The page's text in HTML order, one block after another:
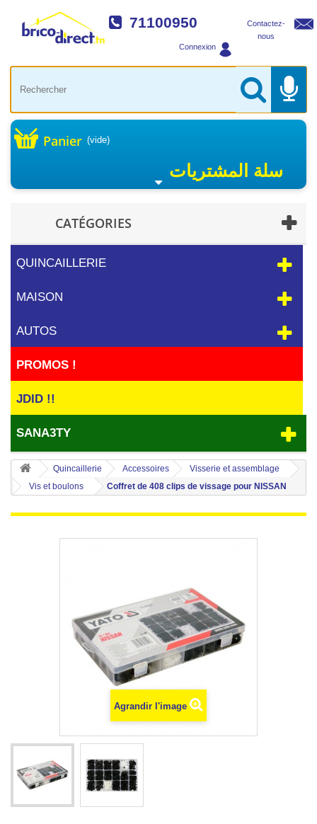
Contactez-
nous
71100950
Connexion
Panier (vide)
سلة المشتريات
CATÉGORIES
QUINCAILLERIE
MAISON
AUTOS
PROMOS !
JDID !!
SANA3TY
Quincaillerie Accessoires
Visserie et assemblage
Vis et boulons
Coffret de 408 clips de vissage pour NISSAN
Agrandir l'image